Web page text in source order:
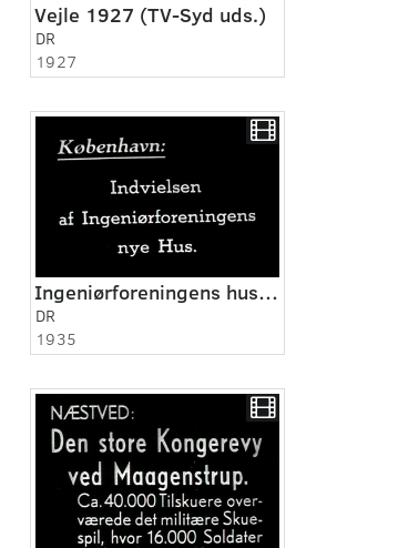
Vejle 1927 (TV-Syd uds.)
DR
1927
Ingeniørforeningens hus indvies
DR
1935